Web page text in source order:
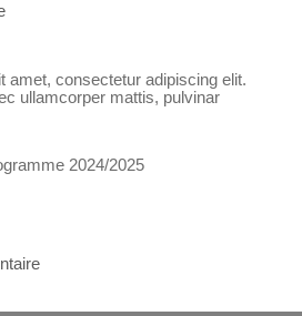
amet, consectetur adipiscing elit.
ullamcorper mattis, pulvinar